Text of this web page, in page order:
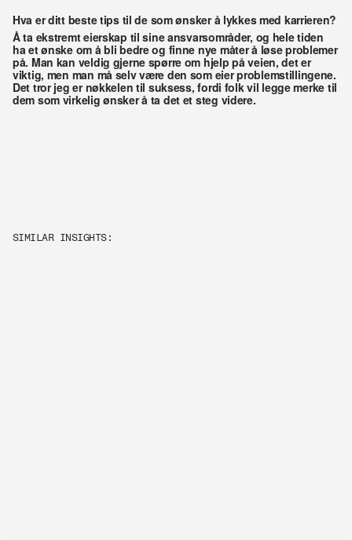
Hva er ditt beste tips til de som ønsker å lykkes med karrieren?
Å ta ekstremt eierskap til sine ansvarsområder, og hele tiden
ha et ønske om å bli bedre og finne nye måter å løse problemer
på. Man kan veldig gjerne spørre om hjelp på veien, det er
viktig, men man må selv være den som eier problemstillingene.
Det tror jeg er nøkkelen til suksess, fordi folk vil legge merke til
dem som virkelig ønsker å ta det et steg videre.
SIMILAR INSIGHTS: